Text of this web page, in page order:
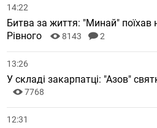
14:22
Битва за життя: "Минай" поїхав
Рівного
8143 2
13:26
У складі закарпатці: "Азов"
7768
12:31